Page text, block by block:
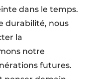
dans le temps.
durabilité, nous
la
notre
futures.